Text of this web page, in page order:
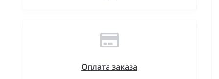
Оплата заказа